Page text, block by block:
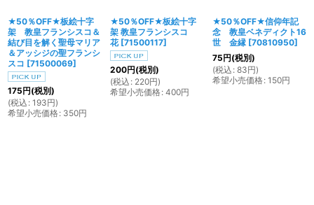
★50％OFF★板絵十字
架 教皇フランシスコ＆
結び目を解く聖母マリア
＆アッシジの聖フランシ
スコ [71500069]
175円(税別)
(税込 : 193円)
希望小売価格: 350円
★50％OFF★板絵十字
架 教皇フランシスコ
花 [71500117]
200円(税別)
(税込 : 220円)
希望小売価格: 400円
★50％OFF★信仰年記
念 教皇ベネディクト16
世 金縁 [70810950]
75円(税別)
(税込 : 83円)
希望小売価格: 150円